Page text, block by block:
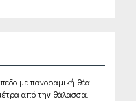
με πανοραμική θέα
από την θάλασσα.